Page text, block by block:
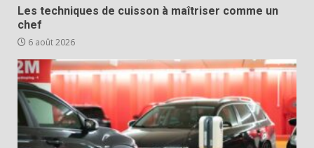
Les techniques de cuisson à maîtriser comme un
chef
6 août 2026